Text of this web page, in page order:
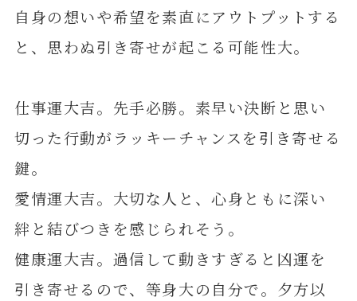
自身の想いや希望を素直にアウトプットする
と、思わぬ引き寄せが起こる可能性大。
仕事運大吉。先手必勝。素早い決断と思い
切った行動がラッキーチャンスを引き寄せる
鍵。
愛情運大吉。大切な人と、心身ともに深い
絆と結びつきを感じられそう。
健康運大吉。過信して動きすぎると凶運を
引き寄せるので、等身大の自分で。夕方以